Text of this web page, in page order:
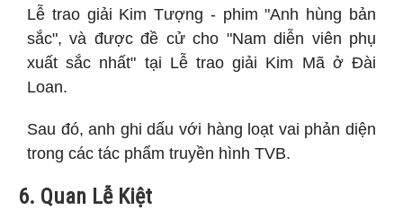
Lễ trao giải Kim Tượng - phim "Anh hùng bản
sắc", và được đề cử cho "Nam diễn viên phụ
xuất sắc nhất" tại Lễ trao giải Kim Mã ở Đài
Loan.
Sau đó, anh ghi dấu với hàng loạt vai phản diện
trong các tác phẩm truyền hình TVB.
6. Quan Lễ Kiệt